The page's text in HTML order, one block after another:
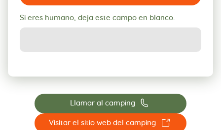
Si eres humano, deja este campo en blanco.
Llamar al camping 📞
Visitar el sitio web del camping ☐